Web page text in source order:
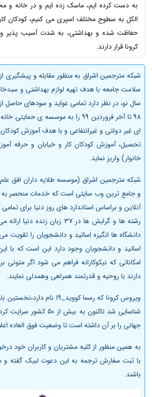
به دست کرده ایم، ماسک زده ایم و در خانه و
الکل به سطوح مختلف اسپری می کنیم، کودکان
حفاظت شده و بهداشتی، به شدت آسیب پذیر و
کرونا قرار دارند.
شبکه مترجمین اشراق به منظور مقابله و پیشگیری
سلامت جامعه با هدف تهیه لوازم بهداشتی و
98 تا آخر فروردین 99 را به موسسه ی
ای غیر دولتی و غیرانتفاعی و با هدف آموزش
تحصیل، آموزش کودکان کار و خیابان و حرفه
خانوار) واریز نماید.
شبکه مترجمین اشراق (موسسه طلایه داران افق
و جامع ترین وب سایتی است که خدمات منحصر به
آنلاین و براساس استاندارد های روز دنیا برای
رشته ها و گرایش ها در 37 زبان
دانشگاه ها انگیزه اساتید و دانشجویان را تقویت
اساتید و دانشجویان وجود دارد این است که با
امکاناتی که نیکوکارانه فراهم می شود اگر
دارند با روحیه و قدرتمند همراهی وهمدلی نمایند.
ویروس کرونا که رسما کووید_19
شناسایی شد تاکنون به بیش
جهانی را بر آن داشته است تا وضعیت فوق العاده
به همین منظور از کلیه مشتریان و کاربران خود
با ثبت سفارش ترجمه به این دعوت لبیک گفته و
باشند.